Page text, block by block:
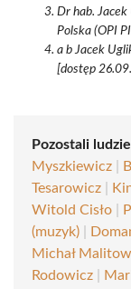
Dr hab. Jacek
Polska (OPI
a b Jacek
[dostęp
Pozostali
Myszkiewicz
Tesarowicz
Witold Cisło
(muzyk)
Michał
Rodowicz